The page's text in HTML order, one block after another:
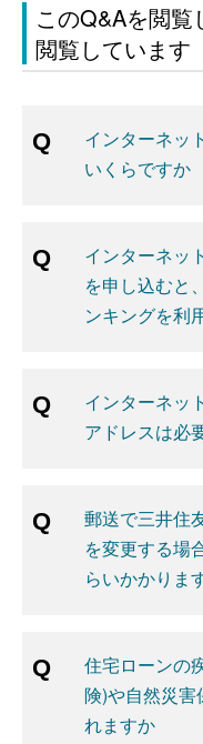
このQ&Aを閲覧
閲覧しています
インターネッ
いくらですか
インターネッ
を申し込むと
ンキングを利
インターネッ
アドレスは必
郵送で三井住
を変更する場
らいかかりま
住宅ローンの
険)や自然災害
れますか